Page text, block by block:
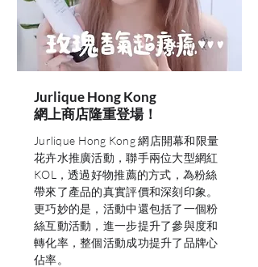
Jurlique Hong Kong
網上商店隆重登場！
Jurlique Hong Kong 網店開幕和限量
花卉水推廣活動，聯手兩位大型網紅
KOL，透過好物推薦的方式，為粉絲
帶來了產品的真實評價和深刻印象。
更巧妙的是，活動中還包括了一個粉
絲互動活動，進一步提升了參與度和
轉化率，整個活動成功提升了品牌心
佔率。